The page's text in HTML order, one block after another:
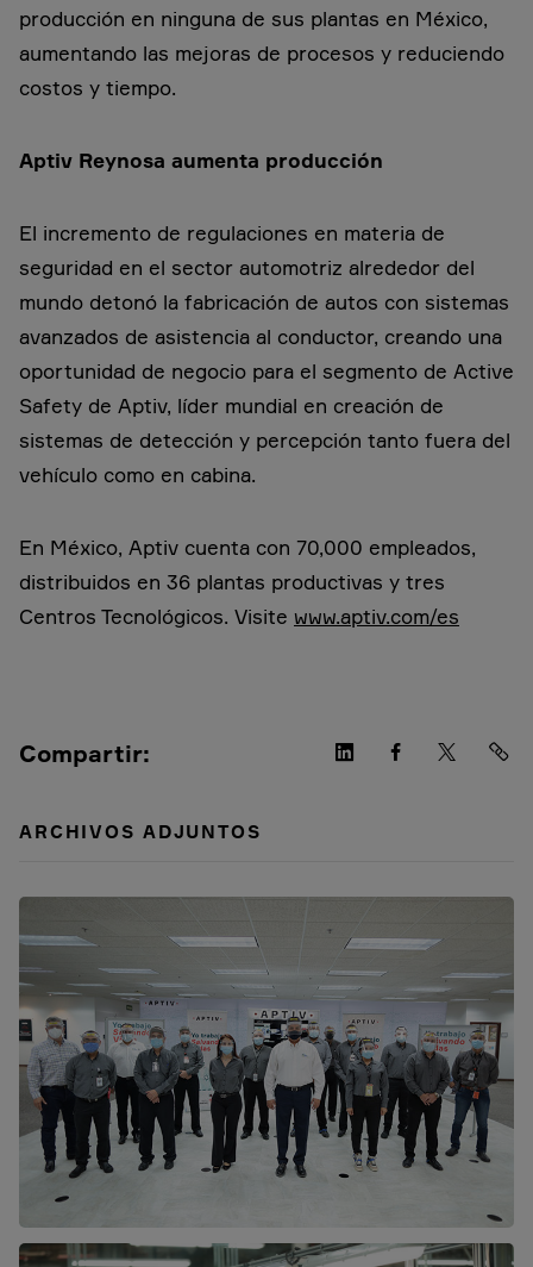
producción en ninguna de sus plantas en México,
aumentando las mejoras de procesos y reduciendo
costos y tiempo.
Aptiv Reynosa aumenta producción
El incremento de regulaciones en materia de
seguridad en el sector automotriz alrededor del
mundo detonó la fabricación de autos con sistemas
avanzados de asistencia al conductor, creando una
oportunidad de negocio para el segmento de Active
Safety de Aptiv, líder mundial en creación de
sistemas de detección y percepción tanto fuera del
vehículo como en cabina.
En México, Aptiv cuenta con 70,000 empleados,
distribuidos en 36 plantas productivas y tres
Centros Tecnológicos. Visite www.aptiv.com/es
Compartir:
ARCHIVOS ADJUNTOS